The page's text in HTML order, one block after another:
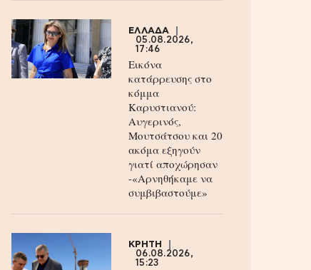
ΕΛΛΑΔΑ
05.08.2026,
17:46
Εικόνα
κατάρρευσης στο
κόμμα
Καρυστιανού:
Αυγερινός,
Μουτσάτσου και 20
ακόμα εξηγούν
γιατί αποχώρησαν
-«Αρνηθήκαμε να
συμβιβαστούμε»
ΚΡΗΤΗ
06.08.2026,
15:23